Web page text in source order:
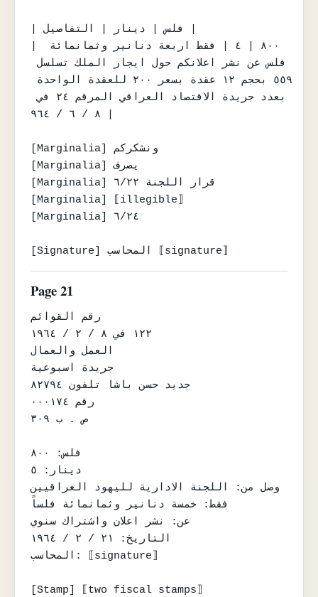
| فلس | دينار | التفاصيل |
فلس عن نشر اعلانكم حول ايجار الملك تسلسل
بعدد جريدة الاقتصاد العراقي المرقم ٢٤ في
٨ / ٦ / ٩٦٤ |
[Marginalia] ونشكركم
[Marginalia] يصرف
[Marginalia] قرار اللجنة ٦/٢٢
[Marginalia] ⟦illegible⟧
[Marginalia] ٦/٢٤
[Signature] المحاسب ⟦signature⟧
Page 21
رقم القوائم
١٢٢ في ٨ / ٢ / ١٩٦٤
العمل والعمال
جريدة اسبوعية
جديد حسن باشا تلفون ٨٢٧٩٤
رقم ٠٠٠١٧٤
ص . ب ٣٠٩
فلس: ٨٠٠
دينار: ٥
وصل من: اللجنة الادارية لليهود العراقيين
فقط: خمسة دنانير وثمانمائة فلساً
عن: نشر اعلان واشتراك سنوي
التاريخ: ٢١ / ٢ / ١٩٦٤
المحاسب: ⟦signature⟧
[Stamp] ⟦two fiscal stamps⟧